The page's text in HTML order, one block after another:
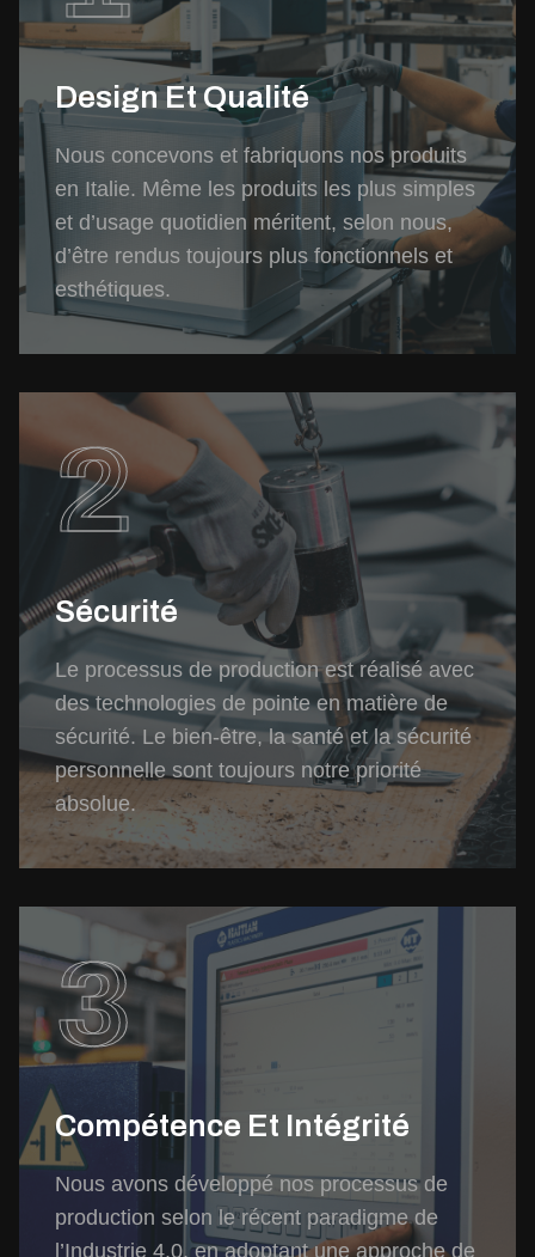
Design Et Qualité
Nous concevons et fabriquons nos produits
en Italie. Même les produits les plus simples
et d’usage quotidien méritent, selon nous,
d’être rendus toujours plus fonctionnels et
esthétiques.
2
Sécurité
Le processus de production est réalisé avec
des technologies de pointe en matière de
sécurité. Le bien-être, la santé et la sécurité
personnelle sont toujours notre priorité
absolue.
3
Compétence Et Intégrité
Nous avons développé nos processus de
production selon le récent paradigme de
l’Industrie 4.0, en adoptant une approche de